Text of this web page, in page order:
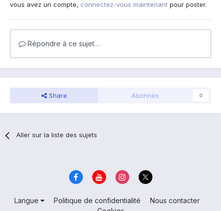
vous avez un compte, connectez-vous maintenant pour poster.
Répondre à ce sujet…
Share Abonnés 0
Aller sur la liste des sujets
Langue Politique de confidentialité
Nous contacter